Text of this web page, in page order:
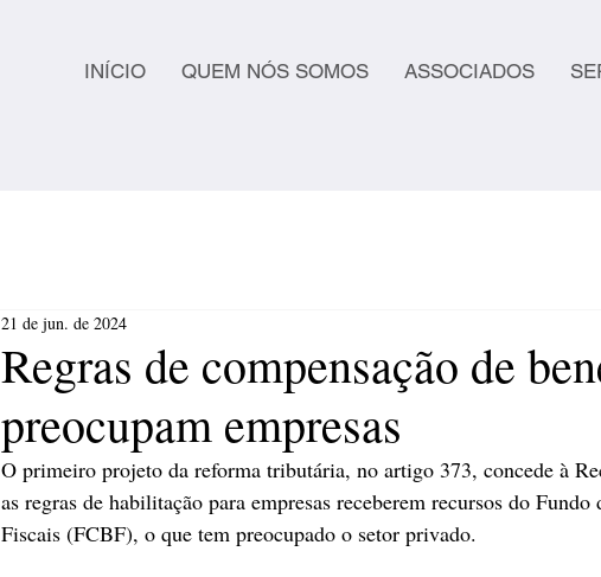
INÍCIO QUEM NÓS SOMOS ASSOCIADOS
Regras de compensação de
preocupam empresas
21 de jun. de 2024
O primeiro projeto da reforma tributária, no artigo 373, concede à
as regras de habilitação para empresas receberem recursos do
Fiscais (FCBF), o que tem preocupado o setor privado.